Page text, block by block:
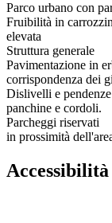
Parco urbano con
Fruibilità in
elevata
Struttura generale
Pavimentazione in
corrispondenza dei
Dislivelli e pendenze
panchine e cordoli.
Parcheggi riservati
in prossimità